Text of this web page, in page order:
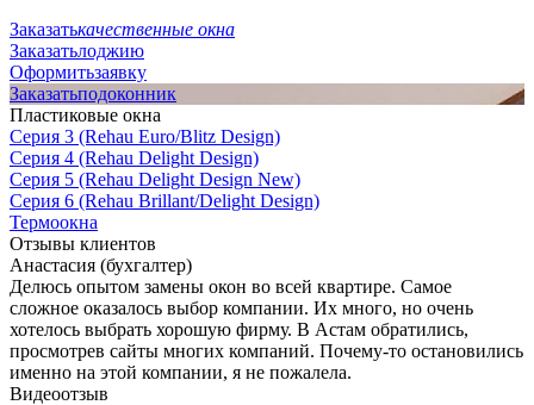
Заказатькачественные окна
Заказатьлоджию
Оформитьзаявку
Заказатьподоконник
Пластиковые окна
Серия 3 (Rehau Euro/Blitz Design)
Серия 4 (Rehau Delight Design)
Серия 5 (Rehau Delight Design New)
Серия 6 (Rehau Brillant/Delight Design)
Термоокна
Отзывы клиентов
Анастасия (бухгалтер)
Делюсь опытом замены окон во всей квартире. Самое
сложное оказалось выбор компании. Их много, но очень
хотелось выбрать хорошую фирму. В Астам обратились,
просмотрев сайты многих компаний. Почему-то остановились
именно на этой компании, я не пожалела.
Видеоотзыв